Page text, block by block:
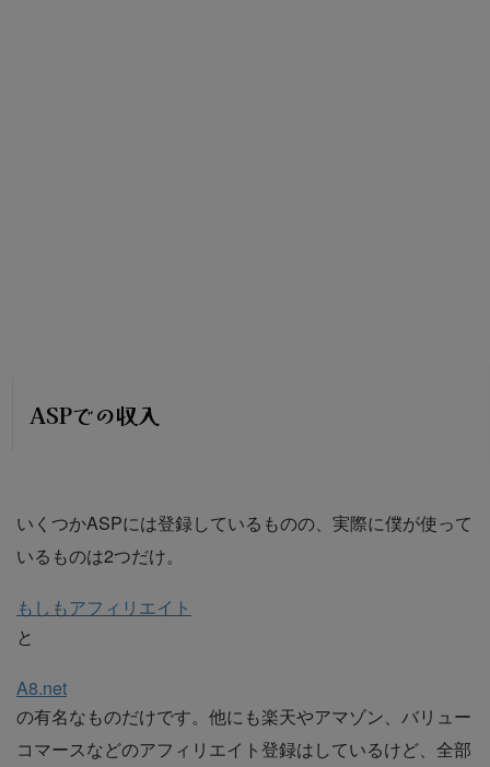
ASPでの収入
いくつかASPには登録しているものの、実際に僕が使って
いるものは2つだけ。
もしもアフィリエイト
と
A8.net
の有名なものだけです。他にも楽天やアマゾン、バリュー
コマースなどのアフィリエイト登録はしているけど、全部